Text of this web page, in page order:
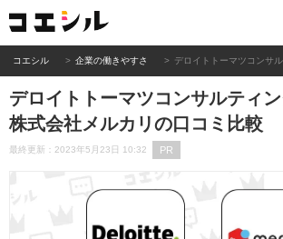
コエシル 企業の働きやすさ デロイトトーマツコンサ
デロイトトーマツコンサルティ
株式会社メルカリの口コミ比較
最終更新：2023年5月23日 10:32 PR